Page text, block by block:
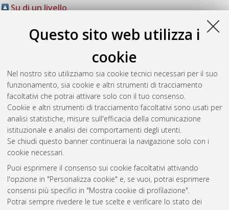
Questo sito web utilizza i
cookie
Nel nostro sito utilizziamo sia cookie tecnici necessari per il suo
funzionamento, sia cookie e altri strumenti di tracciamento
facoltativi che potrai attivare solo con il tuo consenso.
Cookie e altri strumenti di tracciamento facoltativi sono usati per
analisi statistiche, misure sull'efficacia della comunicazione
istituzionale e analisi dei comportamenti degli utenti.
Se chiudi questo banner continuerai la navigazione solo con i
cookie necessari.
Puoi esprimere il consenso sui cookie facoltativi attivando
l'opzione in "Personalizza cookie" e, se vuoi, potrai esprimere
consensi più specifici in "Mostra cookie di profilazione".
Potrai sempre rivedere le tue scelte e verificare lo stato dei
Su di un livello
Atom
RSS 1.0
Autore della tesi|
Indirizzo |Orientamento|Nessun raggruppamento
Numero di documenti:0.
Questa lista e' stata generata ilSat Aug 8 20:40:40 2026
CEST
Atom
Rss 1.0
Rss 2.0